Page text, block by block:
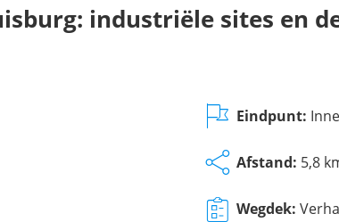
industriële sites en
Eindpunt:
Afstand: 5,8
Wegdek: